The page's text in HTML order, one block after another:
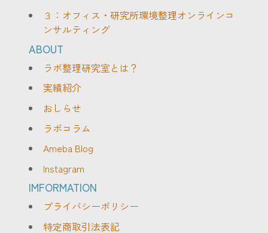
３：オフィス・研究所環境整理オンラインコ
ンサルティング
ABOUT
ラボ整理研究室とは？
実績紹介
おしらせ
ラボコラム
Ameba Blog
Instagram
IMFORMATION
プライバシーポリシー
特定商取引法表記